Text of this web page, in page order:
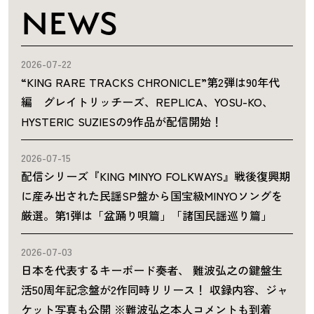
NEWS
2026-07-22
“KING RARE TRACKS CHRONICLE”第2弾は90年代
編 グレイトリッチーズ、REPLICA、YOSU-KO、
HYSTERIC SUZIESの9作品が配信開始！
2026-07-15
配信シリーズ『KING MINYO FOLKWAYS』戦後復興期
に産み出された民謡SP盤から国宝級MINYOソングを
厳選。第1弾は「盆踊り唄篇」「諸国民謡巡り篇」
2026-07-03
日本を代表するキーボード奏者、 難波弘之の鍵盤生
活50周年記念盤が2作同時リリース！ 収録内容、ジャ
ケット写真も公開 ※難波弘之本人コメントも到着